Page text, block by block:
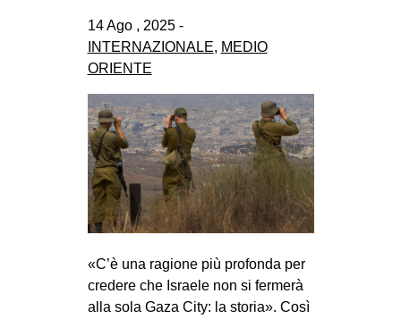
14 Ago , 2025 -
INTERNAZIONALE, MEDIO
ORIENTE
«C’è una ragione più profonda per
credere che Israele non si fermerà
alla sola Gaza City: la storia». Così